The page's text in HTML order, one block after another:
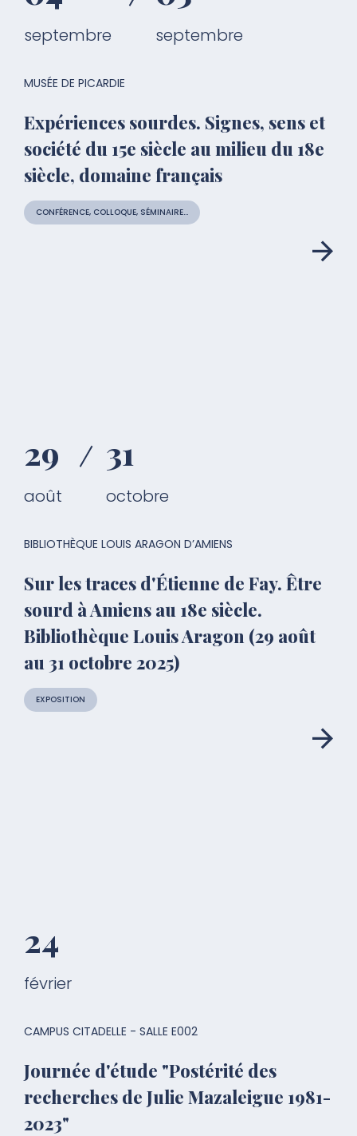
septembre septembre
Expériences sourdes. Signes, sens et
société du 15e siècle au milieu du 18e
siècle, domaine français
CONFÉRENCE, COLLOQUE, SÉMINAIRE...
MUSÉE DE PICARDIE
29
août
31
octobre
Sur les traces d'Étienne de Fay. Être
sourd à Amiens au 18e siècle.
Bibliothèque Louis Aragon (29 août
au 31 octobre 2025)
EXPOSITION
BIBLIOTHÈQUE LOUIS ARAGON D’AMIENS
24
février
Journée d'étude "Postérité des
recherches de Julie Mazaleigue 1981-
2023"
CAMPUS CITADELLE - SALLE E002